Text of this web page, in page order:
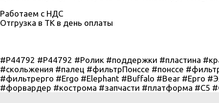
Работаем с НДС
Отгрузка в ТК в день оплаты
#P44792 #Р44792 #Ролик #поддержки #пластина
#скольжения #палец #фильтрПонссе #понссе
#фильтрерго #Ergo #Elephant #Buffalo #Bear #Ерго
#форвардер #кострома #запчасти #платформа #C5